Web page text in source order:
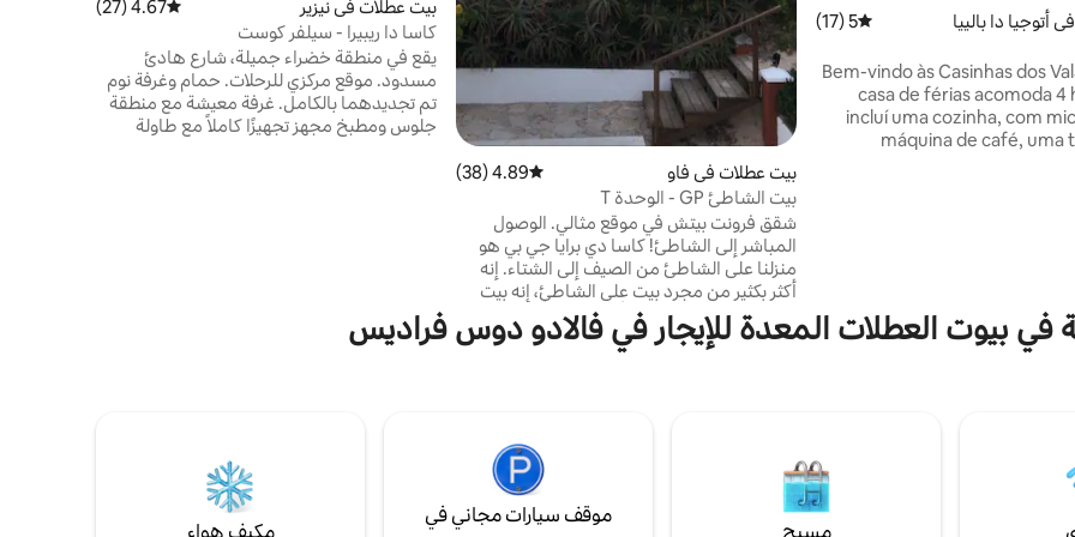
أتوجيا دا بالييا متوسط التقييم 5 من 5، 17 مراجعات
5 (17)
Bem-vindo às Casinhas dos
casa de férias acomoda 4
incluí uma cozinha, com
máquina de café, uma
para churrascos. Poderá
da piscina e do aluguer
بيت عطلات في فاو متوسط التقييم 4.89 من 5، 38 مراجعات
4.89 (38)
بيت الشاطئ GP - الوحدة T
شقق فرونت بيتش في موقع مثالي. الوصول
المباشر إلى الشاطئ! كاسا دي برايا جي بي هو
منزلنا على الشاطئ من الصيف إلى الشتاء. إنه
أكثر بكثير من مجرد بيت على الشاطئ، إنه بيت
فوق الكثبان الرملية، يقع أمام بحيرة أوبيدوس
والبحر. موقع ممتاز وهادئ، بالقرب من 4 ملاعب
جولف دولية، على بعد 15 دقيقة من بلدة
الأمواج بالقوارب الشراعية وركوب الأمواج على
الألواح.
بيت عطلات في نيزير متوسط التقييم 4.67 من 5، 27 مراجعات
4.67 (27)
كاسا دا ريبيرا - سيلفر كوست
يقع في منطقة خضراء جميلة، شارع هادئ
مسدود. موقع مركزي للرحلات. حمام وغرفة نوم
تم تجديدهما بالكامل. غرفة معيشة مع منطقة
جلوس ومطبخ مجهز تجهيزًا كاملاً مع طاولة
في بيوت العطلات المعدة للإيجار في فالادو دوس فراديس
مسبح
موقف سيارات مجاني في
مكيف هواء